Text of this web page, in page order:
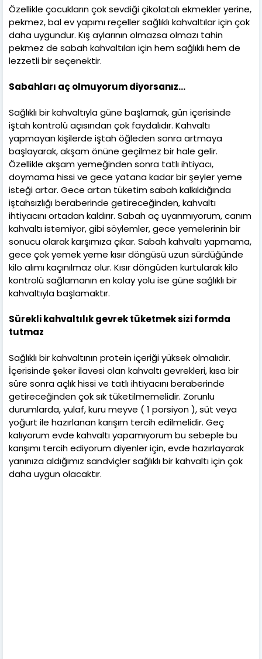
Özellikle çocukların çok sevdiği çikolatalı ekmekler yerine,
pekmez, bal ev yapımı reçeller sağlıklı kahvaltılar için çok
daha uygundur. Kış aylarının olmazsa olmazı tahin
pekmez de sabah kahvaltıları için hem sağlıklı hem de
lezzetli bir seçenektir.
Sabahları aç olmuyorum diyorsanız…
Sağlıklı bir kahvaltıyla güne başlamak, gün içerisinde
iştah kontrolü açısından çok faydalıdır. Kahvaltı
yapmayan kişilerde iştah öğleden sonra artmaya
başlayarak, akşam önüne geçilmez bir hale gelir.
Özellikle akşam yemeğinden sonra tatlı ihtiyacı,
doymama hissi ve gece yatana kadar bir şeyler yeme
isteği artar. Gece artan tüketim sabah kalkıldığında
iştahsızlığı beraberinde getireceğinden, kahvaltı
ihtiyacını ortadan kaldırır. Sabah aç uyanmıyorum, canım
kahvaltı istemiyor, gibi söylemler, gece yemelerinin bir
sonucu olarak karşımıza çıkar. Sabah kahvaltı yapmama,
gece çok yemek yeme kısır döngüsü uzun sürdüğünde
kilo alımı kaçınılmaz olur. Kısır döngüden kurtularak kilo
kontrolü sağlamanın en kolay yolu ise güne sağlıklı bir
kahvaltıyla başlamaktır.
Sürekli kahvaltılık gevrek tüketmek sizi formda
tutmaz
Sağlıklı bir kahvaltının protein içeriği yüksek olmalıdır.
İçerisinde şeker ilavesi olan kahvaltı gevrekleri, kısa bir
süre sonra açlık hissi ve tatlı ihtiyacını beraberinde
getireceğinden çok sık tüketilmemelidir. Zorunlu
durumlarda, yulaf, kuru meyve ( 1 porsiyon ), süt veya
yoğurt ile hazırlanan karışım tercih edilmelidir. Geç
kalıyorum evde kahvaltı yapamıyorum bu sebeple bu
karışımı tercih ediyorum diyenler için, evde hazırlayarak
yanınıza aldığımız sandviçler sağlıklı bir kahvaltı için çok
daha uygun olacaktır.